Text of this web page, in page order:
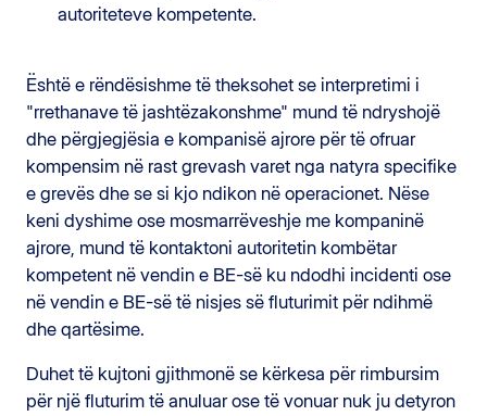
autoriteteve kompetente.
Është e rëndësishme të theksohet se interpretimi i
"rrethanave të jashtëzakonshme" mund të ndryshojë
dhe përgjegjësia e kompanisë ajrore për të ofruar
kompensim në rast grevash varet nga natyra specifike
e grevës dhe se si kjo ndikon në operacionet. Nëse
keni dyshime ose mosmarrëveshje me kompaninë
ajrore, mund të kontaktoni autoritetin kombëtar
kompetent në vendin e BE-së ku ndodhi incidenti ose
në vendin e BE-së të nisjes së fluturimit për ndihmë
dhe qartësime.
Duhet të kujtoni gjithmonë se kërkesa për rimbursim
për një fluturim të anuluar ose të vonuar nuk ju detyron